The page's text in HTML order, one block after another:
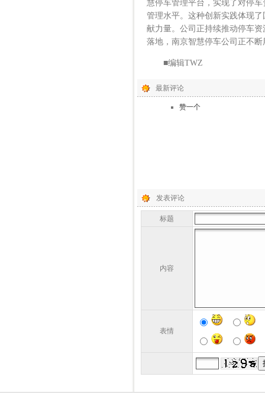
慧停车管理平台，实现了对停
管理水平。这种创新实践体现
献力量。公司正持续推动停车
落地，南京智慧停车公司正不
■编辑TWZ
最新评论
赞一个
发表评论
标题
内容
表情